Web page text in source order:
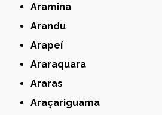
Aramina
Arandu
Arapeí
Araraquara
Araras
Araçariguama